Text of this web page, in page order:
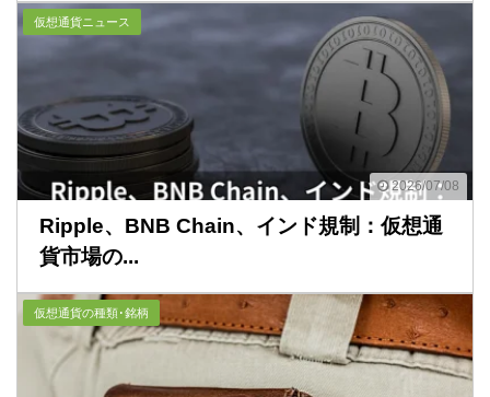
2026/07/08
仮想通貨ニュース
Ripple、BNB Chain、インド規制：仮想通
貨市場の...
仮想通貨の種類･銘柄